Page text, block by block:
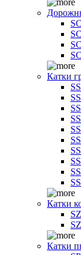
Катки
Катки
Катки